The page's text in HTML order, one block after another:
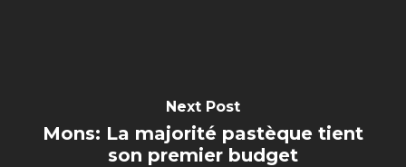
Next Post
Mons: La majorité pastèque tient
son premier budget